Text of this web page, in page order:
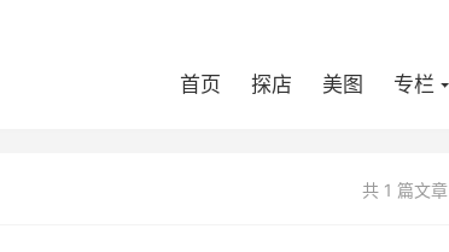
首页 探店 美图 专栏
共 1 篇文章